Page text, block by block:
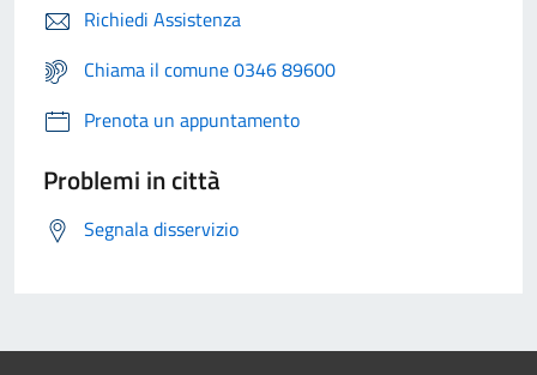
Richiedi Assistenza
Chiama il comune 0346 89600
Prenota un appuntamento
Problemi in città
Segnala disservizio